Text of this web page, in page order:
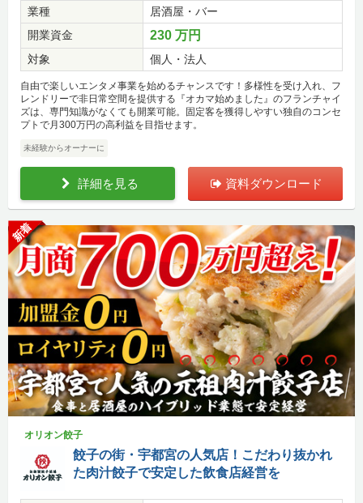
業種
居酒屋・バー
開業資金
230 万円
対象 個人・法人
自由で楽しいエンタメ事業を始めるチャンスです！多様性を受け入れ、フ
レンドリーで非日常空間を提供する『オカマ始めました』のフランチャイ
ズは、専門知識がなくても開業可能。固定客を獲得しやすい独自のコンセ
プトで月300万円の高利益を目指せます。
未経験からオーナーに
詳細を見る 資料ダウンロード
新着
オリオン餃子
餃子の街・宇都宮の人気店！こだわり抜かれ
た肉汁餃子で安定した飲食店経営を